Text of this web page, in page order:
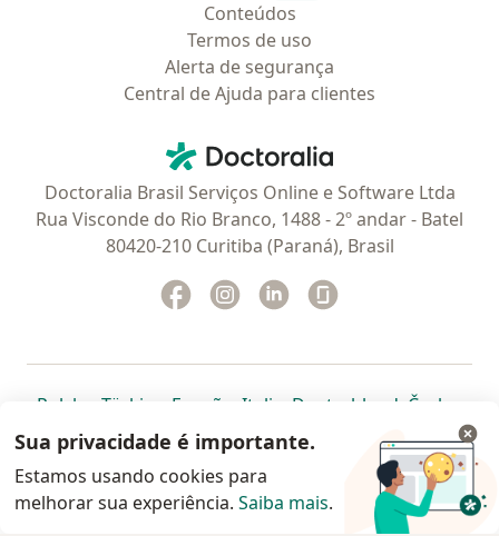
Conteúdos
Termos de uso
Alerta de segurança
Central de Ajuda para clientes
Doctoralia - Homepage
Doctoralia Brasil Serviços Online e Software Ltda
Rua Visconde do Rio Branco, 1488 - 2º andar - Batel
80420-210 Curitiba (Paraná), Brasil
Facebook
abre num novo separador
Instagram
abre num novo separador
Linkedin
abre num novo
Polska abre num novo separador
Türkiye abre num novo separador
España abre num novo separador
Italia abre num novo
Deutschlandabre num
Česko
Portugal abre num novo separador
, México abre num novo separador
, abre num novo separador
Brasil abre num novoabre num
abre
Colombia abre num novo
www.doctoralia.com.br © 2026 - Agende agora sua
Sua privacidade é importante.
Estamos usando cookies para
melhorar sua experiência. Saiba mais.